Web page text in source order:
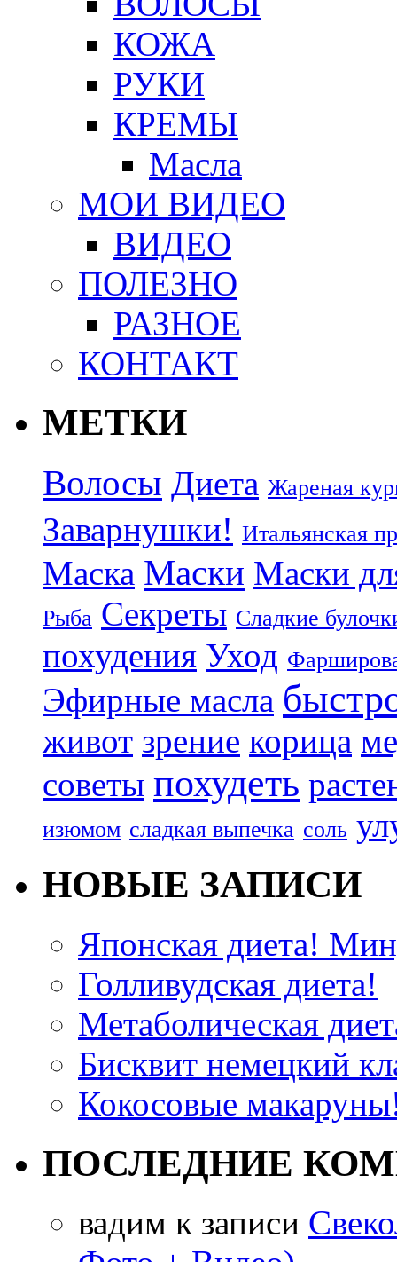
КОЖА
РУКИ
КРЕМЫ
Масла
МОИ ВИДЕО
ВИДЕО
ПОЛЕЗНО
РАЗНОЕ
КОНТАКТ
МЕТКИ
Волосы Диета Жареная
Заварнушки! Итальянская
Маска Маски Маски
Рыба Секреты Сладкие
похудения Уход
Эфирные масла
живот зрение корица
советы похудеть
изюмом сладкая выпечка соль
НОВЫЕ ЗАПИСИ
Японская диета!
Голливудская диета!
Метаболическая
Бисквит немецкий
Кокосовые
ПОСЛЕДНИЕ
вадим к записи